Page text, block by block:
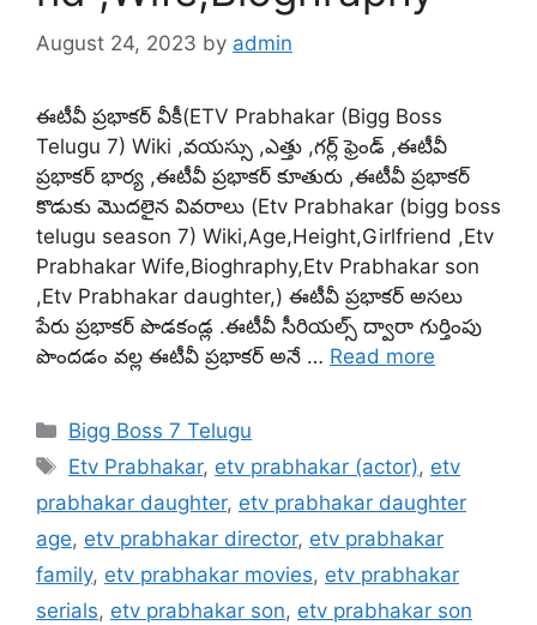
August 24, 2023 by admin
ఈటీవీ ప్రభాకర్ వీకీ(ETV Prabhakar (Bigg Boss
Telugu 7) Wiki ,వయస్సు ,ఎత్తు ,గర్ల్ ఫ్రెండ్ ,ఈటీవీ
ప్రభాకర్ భార్య ,ఈటీవీ ప్రభాకర్ కూతురు ,ఈటీవీ ప్రభాకర్
కొడుకు మొదలైన వివరాలు (Etv Prabhakar (bigg boss
telugu season 7) Wiki,Age,Height,Girlfriend ,Etv
Prabhakar Wife,Bioghraphy,Etv Prabhakar son
,Etv Prabhakar daughter,) ఈటీవీ ప్రభాకర్ అసలు
పేరు ప్రభాకర్ పొడకండ్ల .ఈటీవీ సీరియల్స్ ద్వారా గుర్తింపు
పొందడం వల్ల ఈటీవీ ప్రభాకర్ అనే … Read more
Categories
Bigg Boss 7 Telugu
Tags
Etv Prabhakar, etv prabhakar (actor), etv
prabhakar daughter, etv prabhakar daughter
age, etv prabhakar director, etv prabhakar
family, etv prabhakar movies, etv prabhakar
serials, etv prabhakar son, etv prabhakar son